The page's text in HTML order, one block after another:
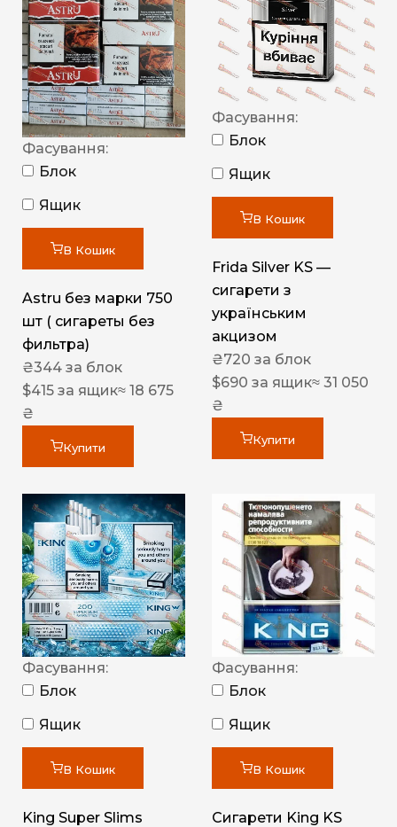
Фасування:
Блок
Ящик
В Кошик
Astru без марки 750
шт ( сигареты без
фильтра)
₴344 за блок
$415 за ящик≈ 18 675
₴
Купити
Фасування:
Блок
Ящик
В Кошик
Frida Silver KS —
сигарети з
українським
акцизом
₴720 за блок
$690 за ящик≈ 31 050
₴
Купити
Фасування:
Блок
Ящик
В Кошик
King Super Slims
Фасування:
Блок
Ящик
В Кошик
Сигарети King KS